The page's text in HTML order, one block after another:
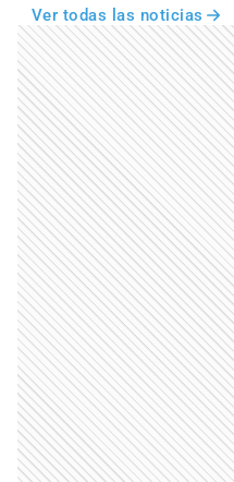
Ver todas las noticias